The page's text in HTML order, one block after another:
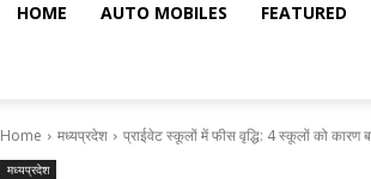
HOME AUTO MOBILES FEATURED
Home मध्यप्रदेश प्राईवेट स्कूलों में फीस वृद्धि: 4 स्‍कूलों को कारण
मध्यप्रदेश